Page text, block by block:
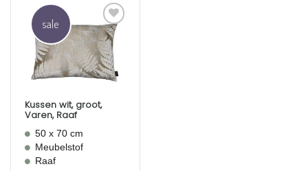
sale
Aan
verlanglijst
toevoegen
Kussen wit, groot,
Varen, Raaf
50 x 70 cm
Meubelstof
Raaf